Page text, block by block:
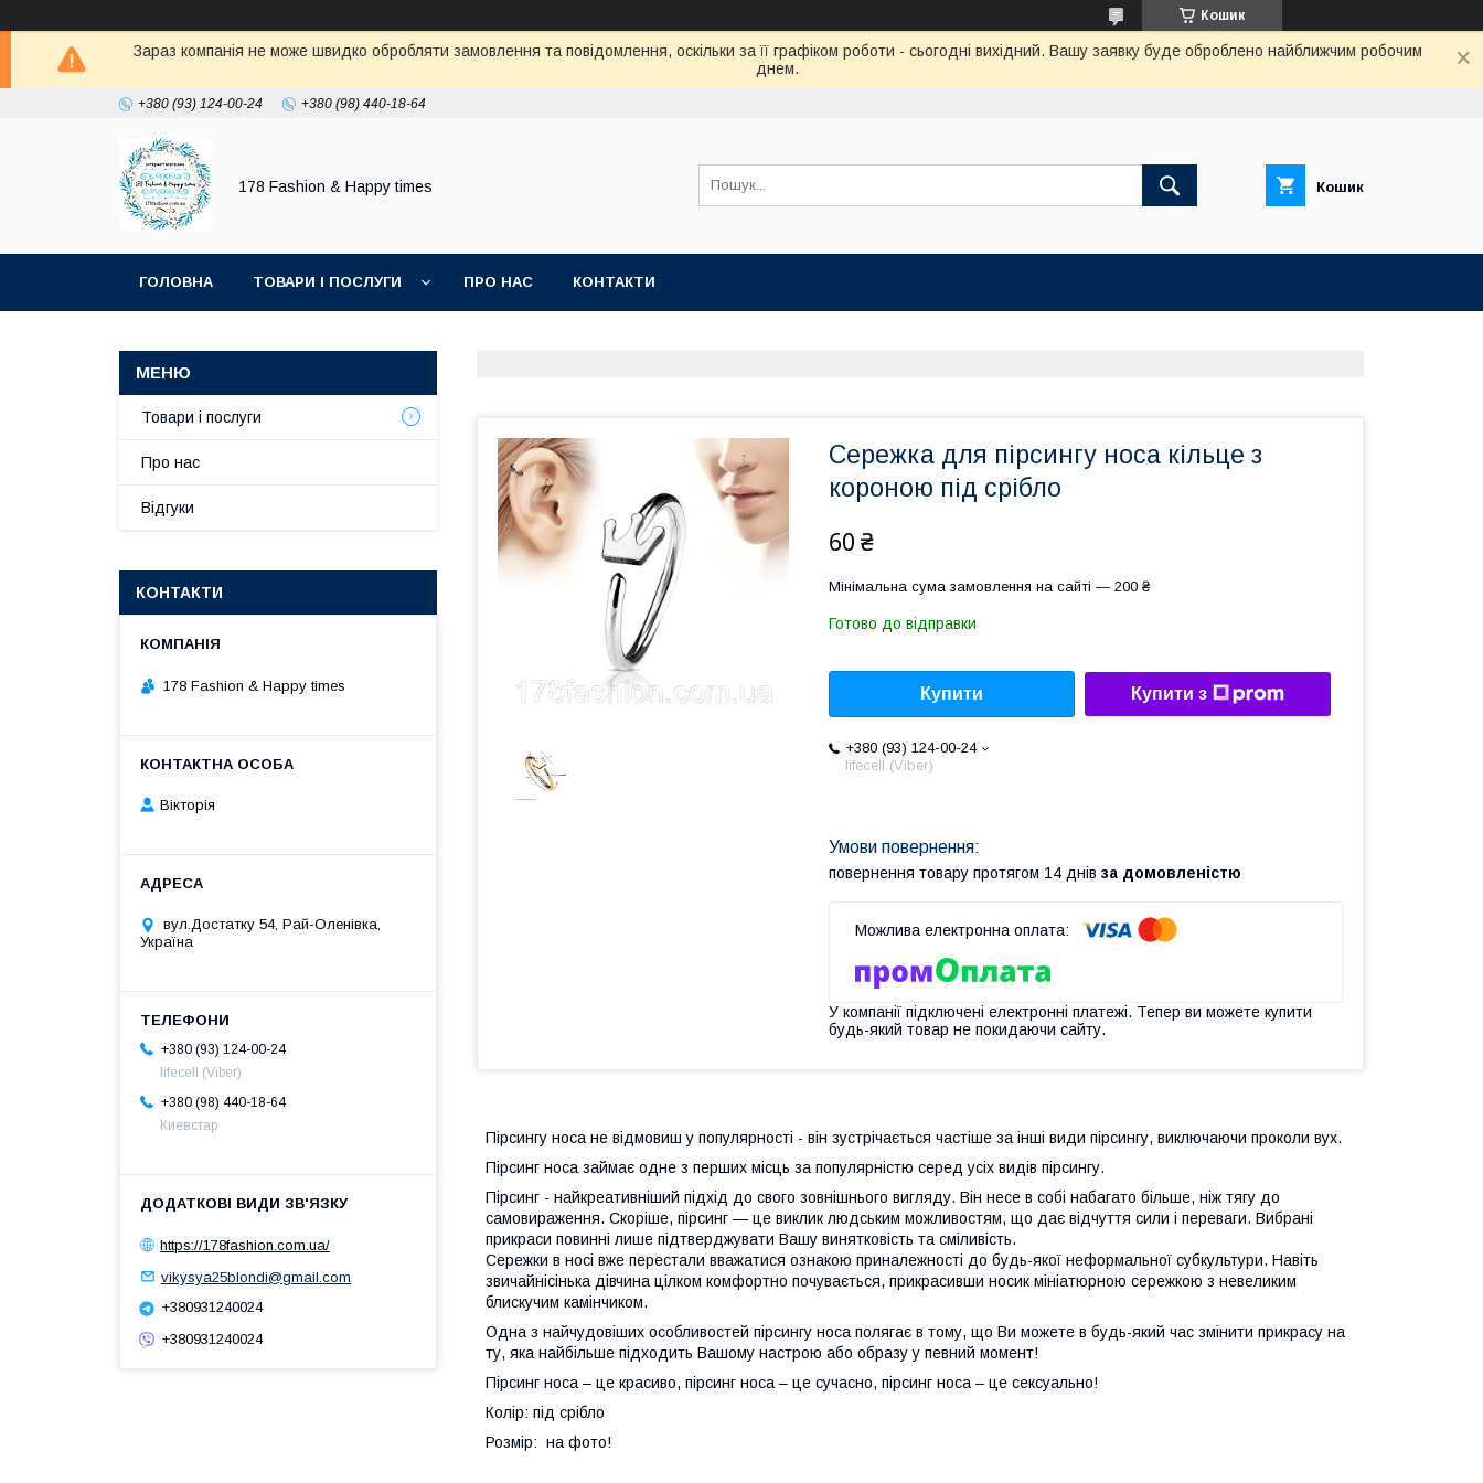
Кошик
Зараз компанія не може швидко обробляти замовлення та повідомлення, оскільки за її графіком роботи - сьогодні вихідний. Вашу заявку буде оброблено найближчим робочим
днем.
+380 (93) 124-00-24 +380 (98) 440-18-64
178 Fashion & Happy times Кошик
ГОЛОВНА ТОВАРИ І ПОСЛУГИ ПРО НАС КОНТАКТИ
Сережка для пірсингу носа кільце з
короною під срібло
60 ₴
Мінімальна сума замовлення на сайті — 200 ₴
Готово до відправки
Купити Купити з
+380 (93) 124-00-24
lifecell (Viber)
повернення товару протягом 14 днів за домовленістю
У компанії підключені електронні платежі. Тепер ви можете купити
будь-який товар не покидаючи сайту.
Пірсингу носа не відмовиш у популярності - він зустрічається частіше за інші види пірсингу, виключаючи проколи вух.
Пірсинг носа займає одне з перших місць за популярністю серед усіх видів пірсингу.
Пірсинг - найкреативніший підхід до свого зовнішнього вигляду. Він несе в собі набагато більше, ніж тягу до
самовираження. Скоріше, пірсинг — це виклик людським можливостям, що дає відчуття сили і переваги. Вибрані
прикраси повинні лише підтверджувати Вашу винятковість та сміливість.
Сережки в носі вже перестали вважатися ознакою приналежності до будь-якої неформальної субкультури. Навіть
звичайнісінька дівчина цілком комфортно почувається, прикрасивши носик мініатюрною сережкою з невеликим
блискучим камінчиком.
Одна з найчудовіших особливостей пірсингу носа полягає в тому, що Ви можете в будь-який час змінити прикрасу на
ту, яка найбільше підходить Вашому настрою або образу у певний момент!
Пірсинг носа – це красиво, пірсинг носа – це сучасно, пірсинг носа – це сексуально!
Колір: під срібло
Розмір: на фото!
Товари і послуги
Про нас
Відгуки
КОНТАКТИ
178 Fashion & Happy times
Вікторія
вул.Достатку 54, Рай-Оленівка,
Україна
+380 (93) 124-00-24
lifecell (Viber)
+380 (98) 440-18-64
Киевстар
https://178fashion.com.ua/
vikysya25blondi@gmail.com
+380931240024
+380931240024